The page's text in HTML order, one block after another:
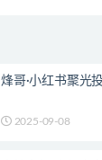
烽哥·小红书聚光
2025-09-08